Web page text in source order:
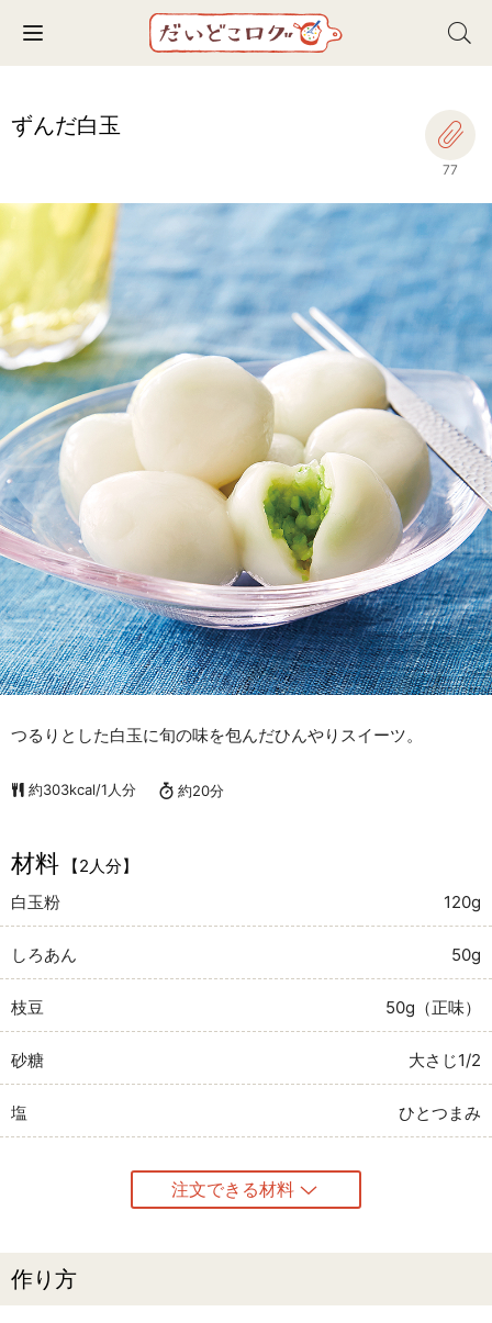
Toggle navigation
ずんだ白玉
77
つるりとした白玉に旬の味を包んだひんやりスイーツ。
約303kcal/1人分 約20分
材料
【2人分】
白玉粉
120g
しろあん 50g
枝豆 50g（正味）
砂糖 大さじ1/2
塩 ひとつまみ
注文できる材料
作り方